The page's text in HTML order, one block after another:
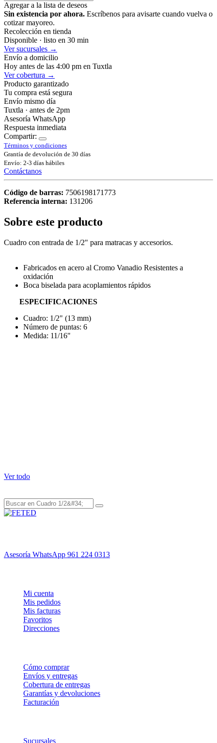
Agregar a la lista de deseos
Sin existencia por ahora. Escríbenos para avisarte cuando vuelva o
cotizar mayoreo.
Recolección en tienda
Disponible · listo en 30 min
Ver sucursales →
Envío a domicilio
Hoy antes de las 4:00 pm en Tuxtla
Ver cobertura →
Producto garantizado
Tu compra está segura
Envío mismo día
Tuxtla · antes de 2pm
Asesoría WhatsApp
Respuesta inmediata
Compartir:
Términos y condiciones
Grantía de devolución de 30 días
Envío: 2-3 días hábiles
Contáctanos
Código de barras: 7506198171773
Referencia interna: 131206
Sobre este producto
Cuadro con entrada de 1/2" para matracas y accesorios.
Fabricados en acero al Cromo Vanadio Resistentes a
oxidación
Boca biselada para acoplamientos rápidos
ESPECIFICACIONES
Cuadro: 1/2" (13 mm)
Número de puntas: 6
Medida: 11/16"
Ver todo
Asesoría WhatsApp 961 224 0313
Mi cuenta
Mis pedidos
Mis facturas
Favoritos
Direcciones
Cómo comprar
Envíos y entregas
Cobertura de entregas
Garantías y devoluciones
Facturación
Sucursales